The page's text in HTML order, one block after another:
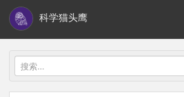
i
科学猫头鹰
搜
索：